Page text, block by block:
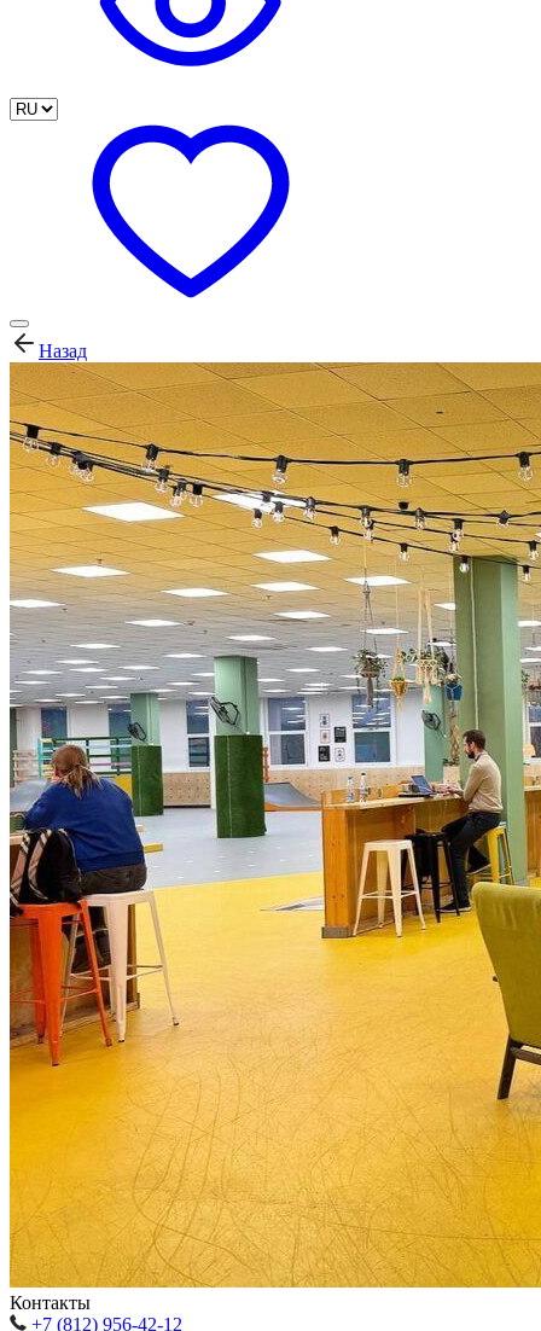
Назад
Контакты
+7 (812) 956-42-12